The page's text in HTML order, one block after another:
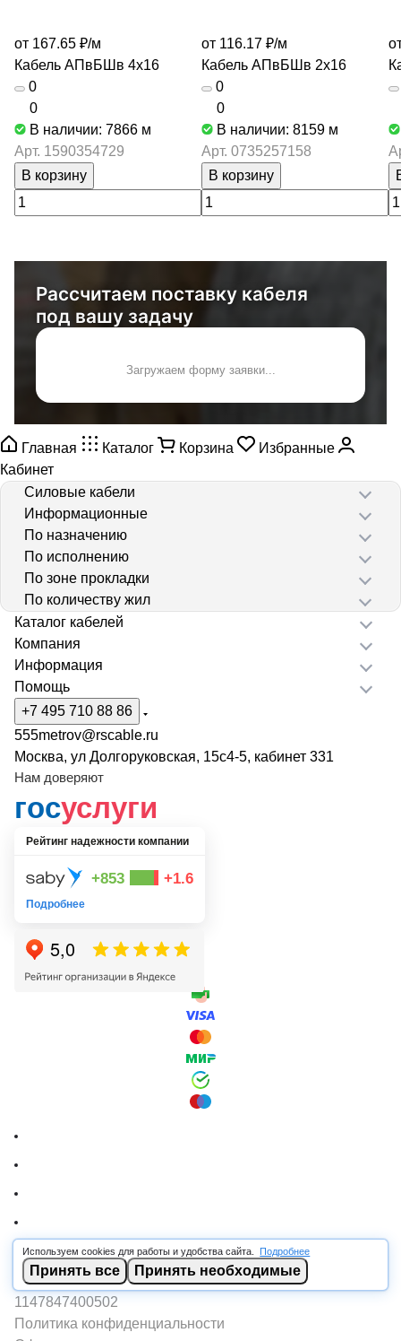
от 167.65 ₽/м
Кабель АПвБШв 4х16
0
0
В наличии: 7866 м
Арт. 1590354729
В корзину
от 116.17 ₽/м
Кабель АПвБШв 2х16
0
0
В наличии: 8159 м
Арт. 0735257158
В корзину
Рассчитаем поставку кабеля
под вашу задачу
Загружаем форму заявки...
Используем cookies для работы и удобства сайта. Подробнее
Принять все Принять необходимые
Главная Каталог Корзина
Избранные
Кабинет
Силовые кабели
Информационные
По назначению
По исполнению
По зоне прокладки
По количеству жил
Каталог кабелей
Компания
Информация
Помощь
+7 495 710 88 86
555metrov@rscable.ru
Москва, ул Долгоруковская, 15с4-5, кабинет 331
Нам доверяют
госуслуги
Рейтинг надежности компании
+853 +1.6
Подробнее
© 2026 RSCABLE.RU - Оптовая продажа кабеля
ООО «РОСКАБ», ИНН 7802877462, ОГРН
1147847400502
Политика конфиденциальности